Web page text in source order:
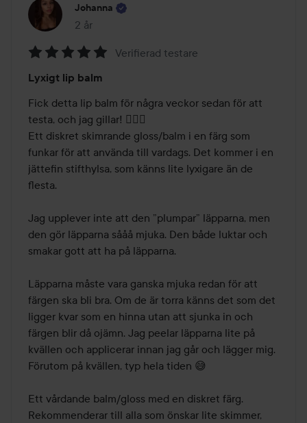
Johanna
2 år
Inlägget skapades 2 år
5
av
5
Verifierad testare
Lyxigt lip balm
Fick detta lip balm för några veckor sedan för att
testa, och jag gillar! 👍🏽🥰
Ett diskret skimrande gloss/balm i en färg som
funkar för att använda till vardags. Det kommer i en
jättefin stifthylsa, som känns lite lyxigare än de
flesta.
Jag upplever inte att den ”plumpar” läpparna, men
den gör läpparna sååå mjuka. Den både luktar och
smakar gott att ha på läpparna.
Läpparna måste vara ganska mjuka redan för att
färgen ska bli bra. Om de är torra känns det som det
ligger kvar som en hinna utan att sjunka in och
färgen blir då ojämn. Jag peelar läpparna lite på
kvällen och applicerar innan jag går och lägger mig.
Förutom på kvällen, typ hela tiden 😅
Ett vårdande balm/gloss med en diskret färg.
Rekommenderar till alla som önskar lite skimmer,